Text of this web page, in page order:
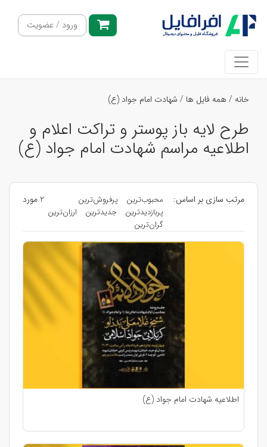
ورود / عضویت
خانه / همه فایل ها / شهادت امام جواد (ع)
طرح لایه باز پوستر و تراکت اعلام و
اطلاعیه مراسم شهادت امام جواد (ع)
مرتب سازی بر اساس: محبوب‌ترین
پرفروش‌ترین
پربازدیدترین
جدیدترین
ارزان‌ترین
گران‌ترین
2 مورد
اطلاعیه شهادت امام جواد (ع)